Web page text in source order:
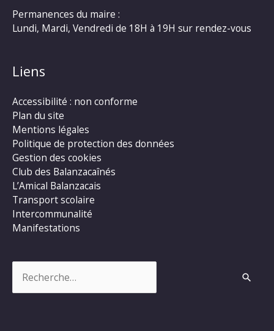
Permanences du maire :
Lundi, Mardi, Vendredi de 18H à 19H sur rendez-vous
Liens
Accessibilité : non conforme
Plan du site
Mentions légales
Politique de protection des données
Gestion des cookies
Club des Balanzacaînés
L’Amical Balanzacais
Transport scolaire
Intercommunalité
Manifestations